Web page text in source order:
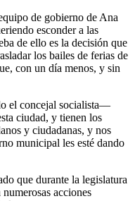
de gobierno de Ana
esconder a las
de ello es la decisión que
los bailes de ferias de
con un día menos, y sin
el concejal socialista—
ciudad, y tienen los
y ciudadanas, y nos
municipal les esté dando
que durante la legislatura
acciones